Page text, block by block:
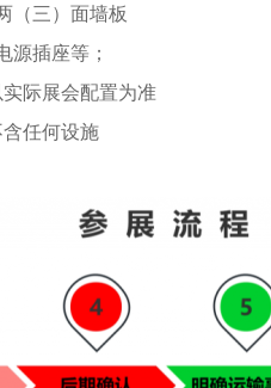
（三）面墙板
源插座等；
际展会配置为准
任何设施